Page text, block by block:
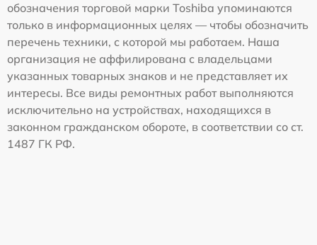
обозначения торговой марки Toshiba упоминаются
только в информационных целях — чтобы обозначить
перечень техники, с которой мы работаем. Наша
организация не аффилирована с владельцами
указанных товарных знаков и не представляет их
интересы. Все виды ремонтных работ выполняются
исключительно на устройствах, находящихся в
законном гражданском обороте, в соответствии со ст.
1487 ГК РФ.